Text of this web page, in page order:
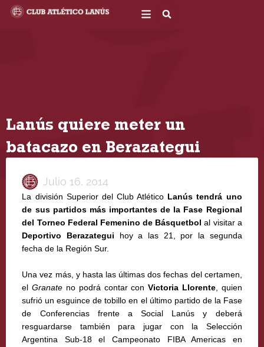
Lanús quiere meter un
batacazo en Berazategui
Julio 16, 2014
La división Superior del Club Atlético Lanús tendrá uno
de sus partidos más importantes de la Fase Regional
del Torneo Federal Femenino de Básquetbol al visitar a
Deportivo Berazategui hoy a las 21, por la segunda
fecha de la Región Sur.
Una vez más, y hasta las últimas dos fechas del certamen,
elGranate no podrá contar conVictoria Llorente, quien
sufrió un esguince de tobillo en el último partido de la Fase
de Conferencias frente a Social Lanús y deberá
resguardarse también para jugar con la Selección
Argentina Sub-18 el Campeonato FIBA Americas en